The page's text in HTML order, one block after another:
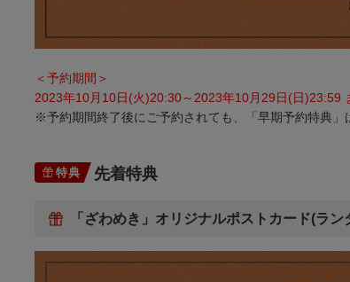
＜予約期間＞
2023年10月10日(火)20:30～2023年10月29日(日)23:59
※予約期間終了後にご予約されても、「早期予約特典」
特典 先着特典
「ざわめき」オリジナルポストカード(ラン